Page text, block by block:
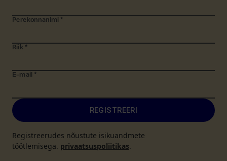
Perekonnanimi *
Riik *
E-mail *
REGISTREERI
Registreerudes nõustute isikuandmete
töötlemisega. privaatsuspoliitikas.